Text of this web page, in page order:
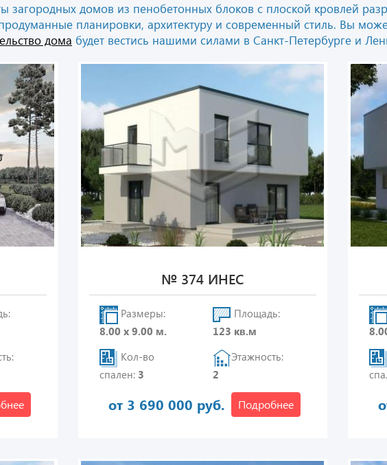
загородных домов из пенобетонных блоков с плоской кровлей
планировки, архитектуру и современный стиль. Вы
дома будет вестись нашими силами в Санкт-Петербурге и
№ 374 ИНЕС
Размеры:
8.00 х 9.00 м.
Кол-во
спален: 3
Площадь:
123 кв.м
Этажность:
2
от 3 690 000 руб. Подробнее